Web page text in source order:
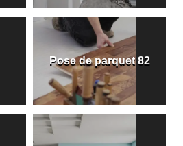
Pose de parquet 82